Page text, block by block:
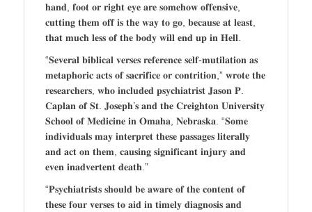
𝐡𝐚𝐧𝐝, 𝐟𝐨𝐨𝐭 𝐨𝐫 𝐫𝐢𝐠𝐡𝐭 𝐞𝐲𝐞 𝐚𝐫𝐞 𝐬𝐨𝐦𝐞𝐡𝐨𝐰 𝐨𝐟𝐟𝐞𝐧𝐬𝐢𝐯𝐞,
𝐜𝐮𝐭𝐭𝐢𝐧𝐠 𝐭𝐡𝐞𝐦 𝐨𝐟𝐟 𝐢𝐬 𝐭𝐡𝐞 𝐰𝐚𝐲 𝐭𝐨 𝐠𝐨, 𝐛𝐞𝐜𝐚𝐮𝐬𝐞 𝐚𝐭 𝐥𝐞𝐚𝐬𝐭,
𝐭𝐡𝐚𝐭 𝐦𝐮𝐜𝐡 𝐥𝐞𝐬𝐬 𝐨𝐟 𝐭𝐡𝐞 𝐛𝐨𝐝𝐲 𝐰𝐢𝐥𝐥 𝐞𝐧𝐝 𝐮𝐩 𝐢𝐧 𝐇𝐞𝐥𝐥.
“𝐒𝐞𝐯𝐞𝐫𝐚𝐥 𝐛𝐢𝐛𝐥𝐢𝐜𝐚𝐥 𝐯𝐞𝐫𝐬𝐞𝐬 𝐫𝐞𝐟𝐞𝐫𝐞𝐧𝐜𝐞 𝐬𝐞𝐥𝐟-𝐦𝐮𝐭𝐢𝐥𝐚𝐭𝐢𝐨𝐧 𝐚𝐬
𝐦𝐞𝐭𝐚𝐩𝐡𝐨𝐫𝐢𝐜 𝐚𝐜𝐭𝐬 𝐨𝐟 𝐬𝐚𝐜𝐫𝐢𝐟𝐢𝐜𝐞 𝐨𝐫 𝐜𝐨𝐧𝐭𝐫𝐢𝐭𝐢𝐨𝐧,” 𝐰𝐫𝐨𝐭𝐞 𝐭𝐡𝐞
𝐫𝐞𝐬𝐞𝐚𝐫𝐜𝐡𝐞𝐫𝐬, 𝐰𝐡𝐨 𝐢𝐧𝐜𝐥𝐮𝐝𝐞𝐝 𝐩𝐬𝐲𝐜𝐡𝐢𝐚𝐭𝐫𝐢𝐬𝐭 𝐉𝐚𝐬𝐨𝐧 𝐏.
𝐂𝐚𝐩𝐥𝐚𝐧 𝐨𝐟 𝐒𝐭. 𝐉𝐨𝐬𝐞𝐩𝐡’𝐬 𝐚𝐧𝐝 𝐭𝐡𝐞 𝐂𝐫𝐞𝐢𝐠𝐡𝐭𝐨𝐧 𝐔𝐧𝐢𝐯𝐞𝐫𝐬𝐢𝐭𝐲
𝐒𝐜𝐡𝐨𝐨𝐥 𝐨𝐟 𝐌𝐞𝐝𝐢𝐜𝐢𝐧𝐞 𝐢𝐧 𝐎𝐦𝐚𝐡𝐚, 𝐍𝐞𝐛𝐫𝐚𝐬𝐤𝐚. “𝐒𝐨𝐦𝐞
𝐢𝐧𝐝𝐢𝐯𝐢𝐝𝐮𝐚𝐥𝐬 𝐦𝐚𝐲 𝐢𝐧𝐭𝐞𝐫𝐩𝐫𝐞𝐭 𝐭𝐡𝐞𝐬𝐞 𝐩𝐚𝐬𝐬𝐚𝐠𝐞𝐬 𝐥𝐢𝐭𝐞𝐫𝐚𝐥𝐥𝐲
𝐚𝐧𝐝 𝐚𝐜𝐭 𝐨𝐧 𝐭𝐡𝐞𝐦, 𝐜𝐚𝐮𝐬𝐢𝐧𝐠 𝐬𝐢𝐠𝐧𝐢𝐟𝐢𝐜𝐚𝐧𝐭 𝐢𝐧𝐣𝐮𝐫𝐲 𝐚𝐧𝐝
𝐞𝐯𝐞𝐧 𝐢𝐧𝐚𝐝𝐯𝐞𝐫𝐭𝐞𝐧𝐭 𝐝𝐞𝐚𝐭𝐡.”
“𝐏𝐬𝐲𝐜𝐡𝐢𝐚𝐭𝐫𝐢𝐬𝐭𝐬 𝐬𝐡𝐨𝐮𝐥𝐝 𝐛𝐞 𝐚𝐰𝐚𝐫𝐞 𝐨𝐟 𝐭𝐡𝐞 𝐜𝐨𝐧𝐭𝐞𝐧𝐭 𝐨𝐟
𝐭𝐡𝐞𝐬𝐞 𝐟𝐨𝐮𝐫 𝐯𝐞𝐫𝐬𝐞𝐬 𝐭𝐨 𝐚𝐢𝐝 𝐢𝐧 𝐭𝐢𝐦𝐞𝐥𝐲 𝐝𝐢𝐚𝐠𝐧𝐨𝐬𝐢𝐬 𝐚𝐧𝐝